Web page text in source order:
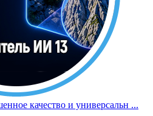
качество и универсальн ...